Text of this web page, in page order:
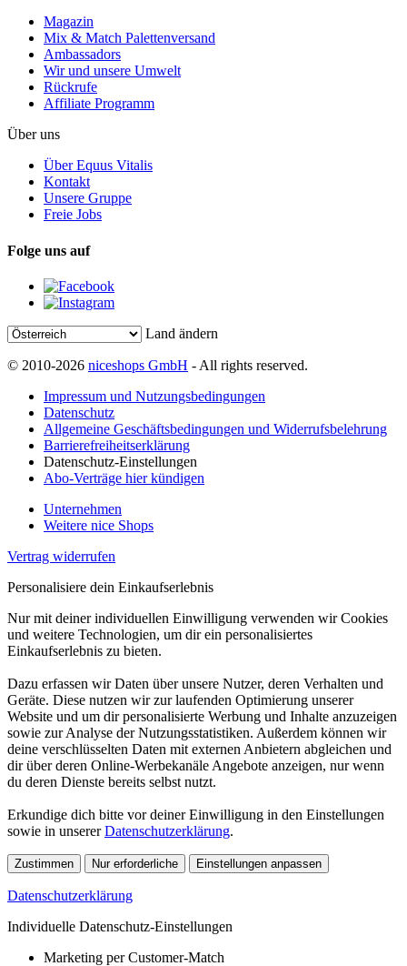
Magazin
Mix & Match Palettenversand
Ambassadors
Wir und unsere Umwelt
Rückrufe
Affiliate Programm
Über uns
Über Equus Vitalis
Kontakt
Unsere Gruppe
Freie Jobs
Folge uns auf
Land ändern
© 2010-2026 niceshops GmbH - All rights reserved.
Impressum und Nutzungsbedingungen
Datenschutz
Allgemeine Geschäftsbedingungen und Widerrufsbelehrung
Barrierefreiheitserklärung
Datenschutz-Einstellungen
Abo-Verträge hier kündigen
Unternehmen
Weitere nice Shops
Vertrag widerrufen
Personalisiere dein Einkaufserlebnis
Nur mit deiner individuellen Einwilligung verwenden wir Cookies
und weitere Technologien, um dir ein personalisiertes
Einkaufserlebnis zu bieten.
Dazu erfassen wir Daten über unsere Nutzer, deren Verhalten und
Geräte. Diese nutzen wir zur laufenden Optimierung unserer
Website und um dir personalisierte Werbung und Inhalte anzuzeigen
sowie zur Analyse der Nutzungsstatistiken. Außerdem können wir
deine verschlüsselten Daten mit externen Anbietern abgleichen und
dir über deren Online-Werbekanäle Angebote anzeigen, nur wenn
du deren Dienste bereits selbst nutzt.
Erkundige dich bitte vor deiner Einwilligung in den Einstellungen
sowie in unsererDatenschutzerklärung.
Zustimmen Nur erforderliche Einstellungen anpassen
Datenschutzerklärung
Individuelle Datenschutz-Einstellungen
Marketing per Customer-Match